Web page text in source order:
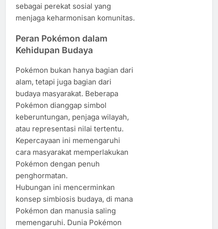
sebagai perekat sosial yang
menjaga keharmonisan komunitas.
Peran Pokémon dalam
Kehidupan Budaya
Pokémon bukan hanya bagian dari
alam, tetapi juga bagian dari
budaya masyarakat. Beberapa
Pokémon dianggap simbol
keberuntungan, penjaga wilayah,
atau representasi nilai tertentu.
Kepercayaan ini memengaruhi
cara masyarakat memperlakukan
Pokémon dengan penuh
penghormatan.
Hubungan ini mencerminkan
konsep simbiosis budaya, di mana
Pokémon dan manusia saling
memengaruhi. Dunia Pokémon